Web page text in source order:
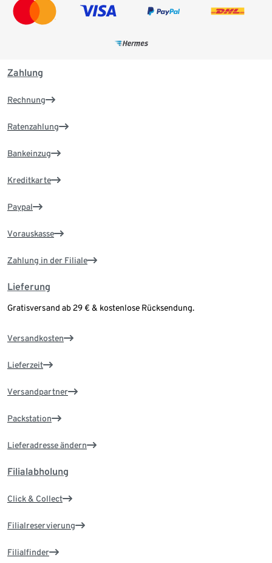
Zahlung
Rechnung
Ratenzahlung
Bankeinzug
Kreditkarte
Paypal
Vorauskasse
Zahlung in der Filiale
Lieferung
Gratisversand ab 29 € & kostenlose Rücksendung.
Versandkosten
Lieferzeit
Versandpartner
Packstation
Lieferadresse ändern
Filialabholung
Click & Collect
Filialreservierung
Filialfinder